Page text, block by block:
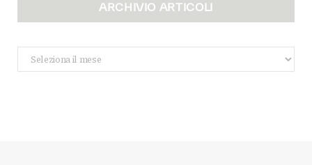
ARCHIVIO ARTICOLI
Archivio
Articoli